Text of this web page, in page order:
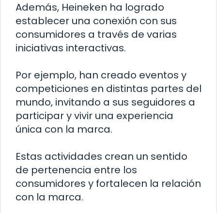
Además, Heineken ha logrado
establecer una conexión con sus
consumidores a través de varias
iniciativas interactivas.
Por ejemplo, han creado eventos y
competiciones en distintas partes del
mundo, invitando a sus seguidores a
participar y vivir una experiencia
única con la marca.
Estas actividades crean un sentido
de pertenencia entre los
consumidores y fortalecen la relación
con la marca.